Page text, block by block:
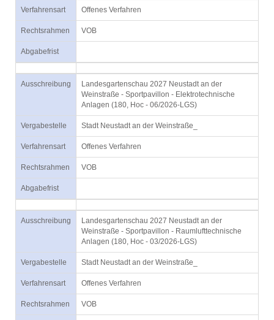
Verfahrensart Offenes Verfahren
Rechtsrahmen VOB
Abgabefrist
Ausschreibung
Landesgartenschau 2027 Neustadt an der
Weinstraße - Sportpavillon - Elektrotechnische
Anlagen (180, Hoc - 06/2026-LGS)
Vergabestelle Stadt Neustadt an der Weinstraße_
Verfahrensart Offenes Verfahren
Rechtsrahmen VOB
Abgabefrist
Ausschreibung
Landesgartenschau 2027 Neustadt an der
Weinstraße - Sportpavillon - Raumlufttechnische
Anlagen (180, Hoc - 03/2026-LGS)
Vergabestelle Stadt Neustadt an der Weinstraße_
Verfahrensart Offenes Verfahren
Rechtsrahmen VOB